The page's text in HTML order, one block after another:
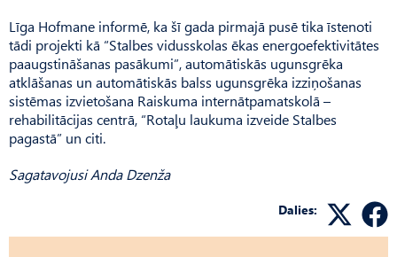
Līga Hofmane informē, ka šī gada pirmajā pusē tika īstenoti
tādi projekti kā “Stalbes vidusskolas ēkas energoefektivitātes
paaugstināšanas pasākumi”, automātiskās ugunsgrēka
atklāšanas un automātiskās balss ugunsgrēka izziņošanas
sistēmas izvietošana Raiskuma internātpamatskolā –
rehabilitācijas centrā, “Rotaļu laukuma izveide Stalbes
pagastā” un citi.
Sagatavojusi Anda Dzenža
Dalies: